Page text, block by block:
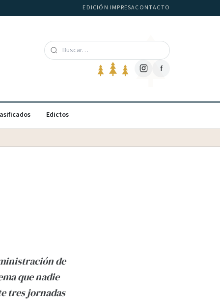
EDICIÓN IMPRESACONTACTO
f
Edictos
de
que nadie
tres jornadas